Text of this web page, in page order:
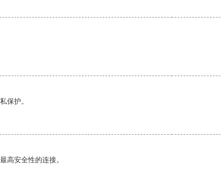
保护。
高安全性的连接。